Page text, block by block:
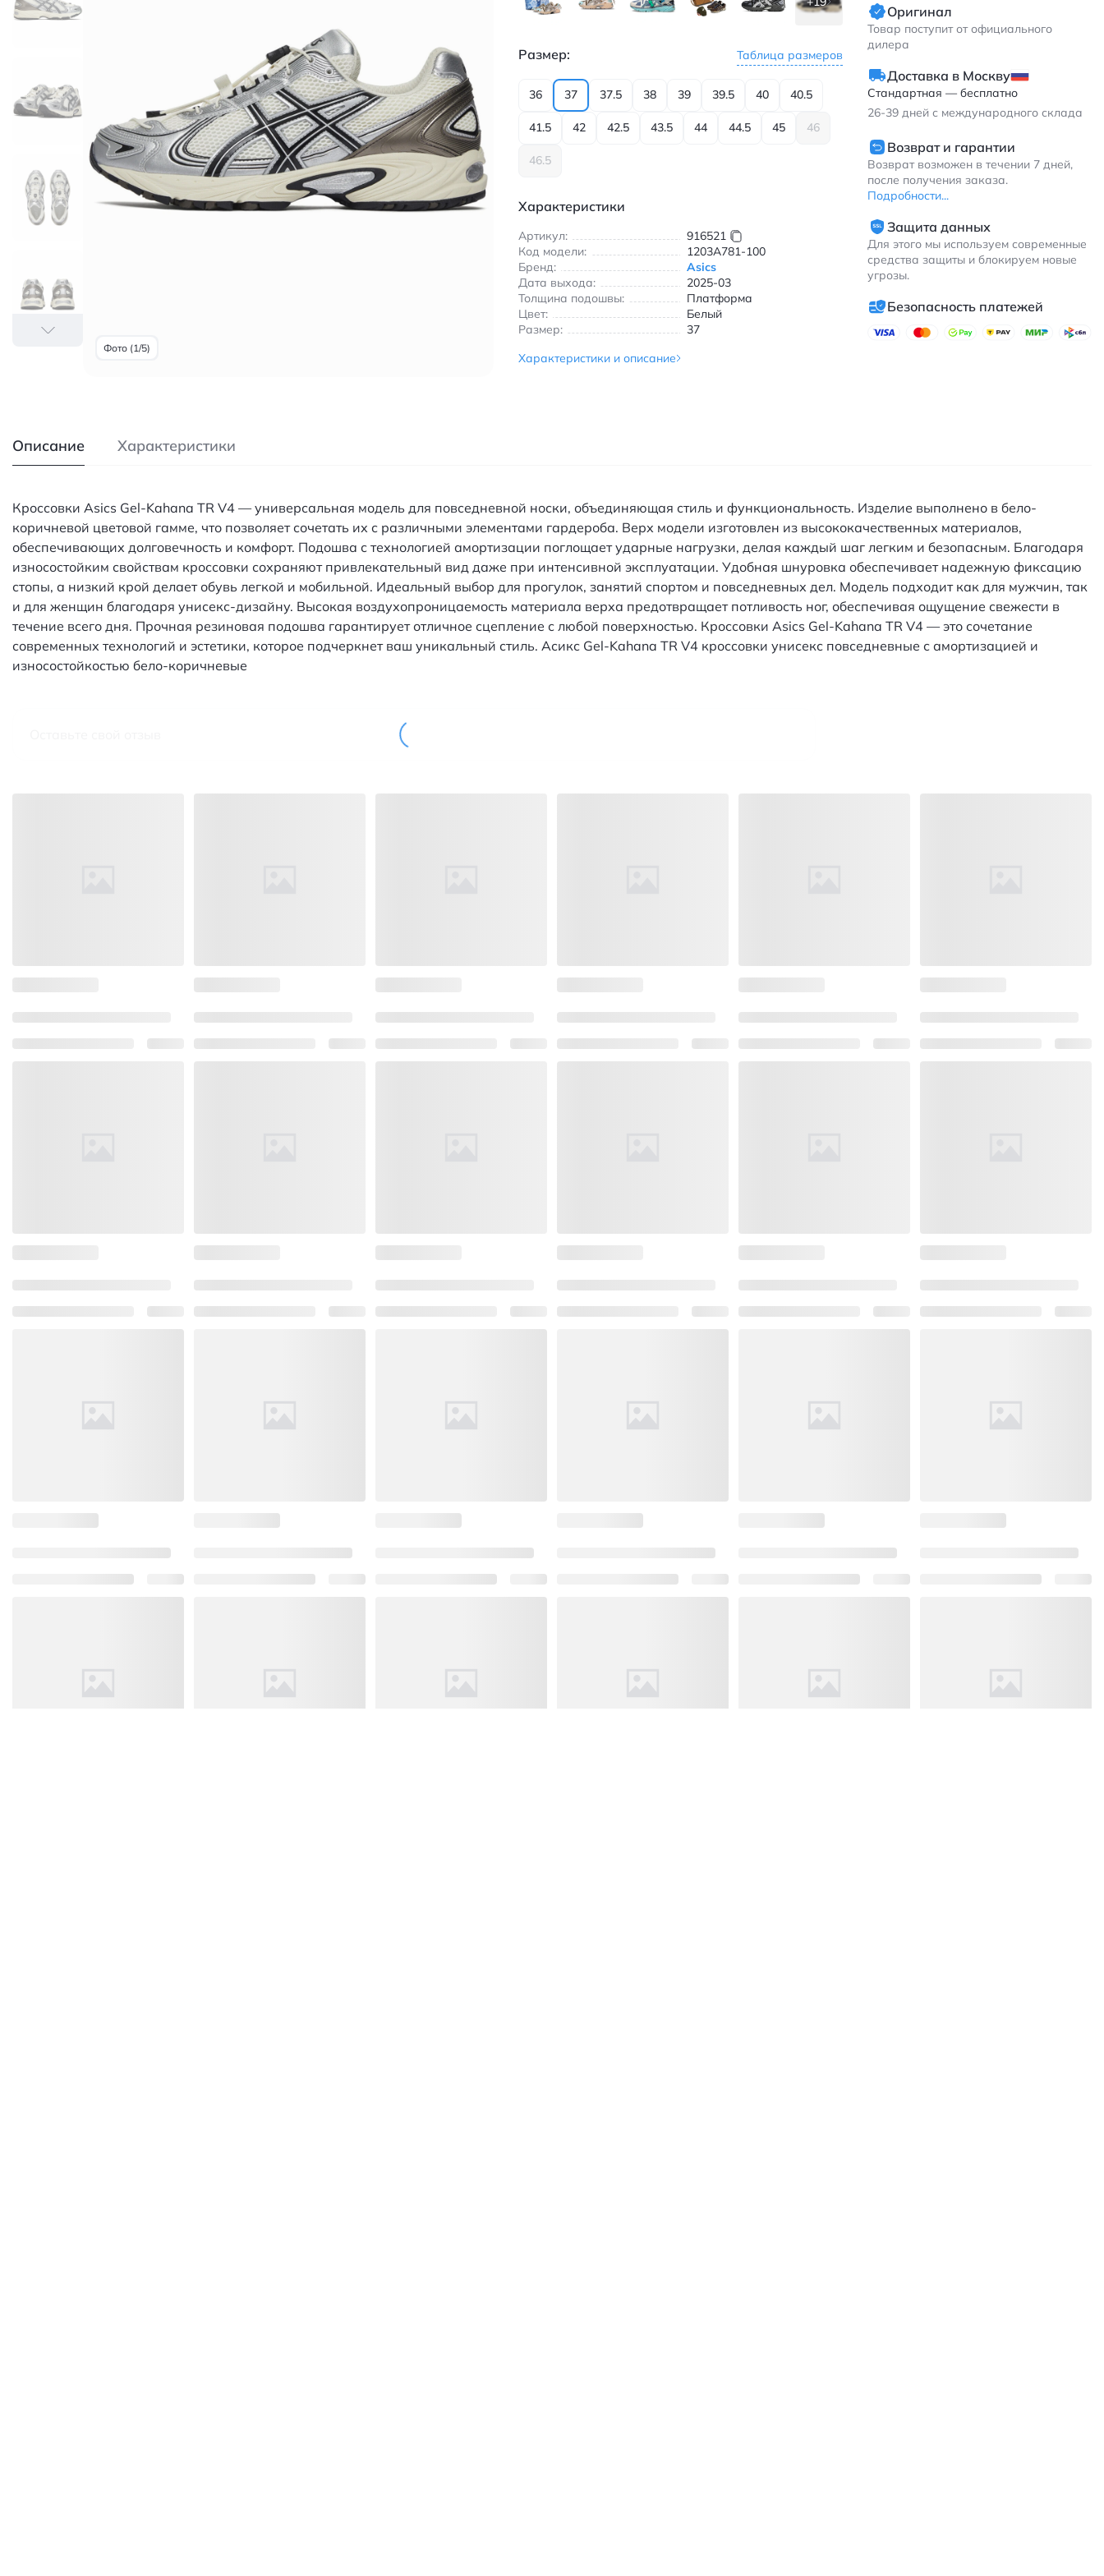
Фото (1/5)
Размер: Таблица размеров
36 37 37.5 38 39 39.5 40 40.5
41.5 42 42.5 43.5 44 44.5 45 46
46.5
Характеристики
Артикул:
916521
Код модели:
1203A781-100
Бренд:
Asics
Дата выхода:
2025-03
Толщина подошвы:
Платформа
Цвет:
Белый
Размер:
37
Характеристики и описание
Оригинал
Товар поступит от официального
дилера
Доставка в Москву
Стандартная — бесплатно
26-39 дней с международного склада
Возврат и гарантии
Возврат возможен в течении 7 дней,
после получения заказа.
Подробности...
Защита данных
Для этого мы используем современные
средства защиты и блокируем новые
угрозы.
Безопасность платежей
Описание Характеристики
Кроссовки Asics Gel-Kahana TR V4 — универсальная модель для повседневной носки, объединяющая стиль и функциональность. Изделие выполнено в бело-
коричневой цветовой гамме, что позволяет сочетать их с различными элементами гардероба. Верх модели изготовлен из высококачественных материалов,
обеспечивающих долговечность и комфорт. Подошва с технологией амортизации поглощает ударные нагрузки, делая каждый шаг легким и безопасным. Благодаря
износостойким свойствам кроссовки сохраняют привлекательный вид даже при интенсивной эксплуатации. Удобная шнуровка обеспечивает надежную фиксацию
стопы, а низкий крой делает обувь легкой и мобильной. Идеальный выбор для прогулок, занятий спортом и повседневных дел. Модель подходит как для мужчин, так
и для женщин благодаря унисекс-дизайну. Высокая воздухопроницаемость материала верха предотвращает потливость ног, обеспечивая ощущение свежести в
течение всего дня. Прочная резиновая подошва гарантирует отличное сцепление с любой поверхностью. Кроссовки Asics Gel-Kahana TR V4 — это сочетание
современных технологий и эстетики, которое подчеркнет ваш уникальный стиль. Асикс Gel-Kahana TR V4 кроссовки унисекс повседневные с амортизацией и
износостойкостью бело-коричневые